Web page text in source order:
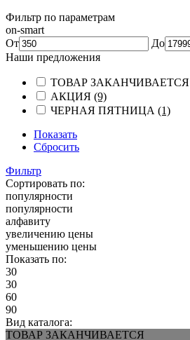
Фильтр по параметрам
on-smart
От
До
Наши предложения
ТОВАР ЗАКАНЧИВАЕТСЯ
АКЦИЯ (9)
ЧЕРНАЯ ПЯТНИЦА (1)
Показать
Сбросить
Фильтр
Сортировать по:
популярности
популярности
алфавиту
увеличению цены
уменьшению цены
Показать по:
30
30
60
90
Вид каталога:
ТОВАР ЗАКАНЧИВАЕТСЯ